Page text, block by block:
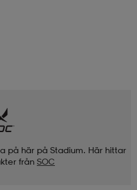
på här på Stadium. Här hittar
från SOC